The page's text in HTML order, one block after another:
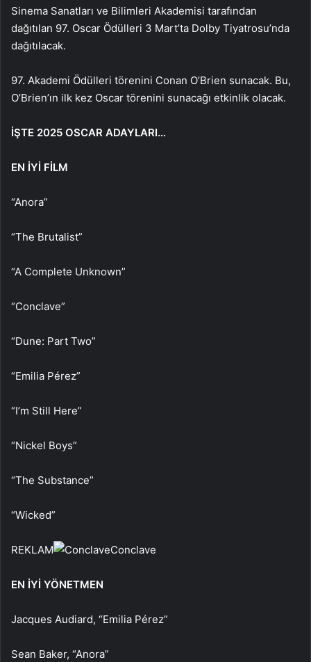
Sinema Sanatları ve Bilimleri Akademisi tarafından
dağıtılan 97. Oscar Ödülleri 3 Mart’ta Dolby Tiyatrosu’nda
dağıtılacak.
97. Akademi Ödülleri törenini Conan O’Brien sunacak. Bu,
O’Brien’ın ilk kez Oscar törenini sunacağı etkinlik olacak.
İŞTE 2025 OSCAR ADAYLARI…
EN İYİ FİLM
“Anora”
“The Brutalist”
“A Complete Unknown”
“Conclave”
“Dune: Part Two”
“Emilia Pérez”
“I’m Still Here”
“Nickel Boys”
“The Substance”
“Wicked”
REKLAM Conclave
EN İYİ YÖNETMEN
Jacques Audiard, “Emilia Pérez”
Sean Baker, “Anora”